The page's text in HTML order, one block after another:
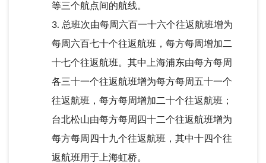
等三个航点间的航线。
总班次由每周六百一十六个往返航班增为
每周六百七十个往返航班，每方每周增加二
十七个往返航班。其中上海浦东由每方每周
各三十一个往返航班增为每方每周五十一个
往返航班，每方每周增加二十个往返航班；
台北松山由每方每周四十二个往返航班增为
每方每周四十九个往返航班，其中十四个往
返航班用于上海虹桥。